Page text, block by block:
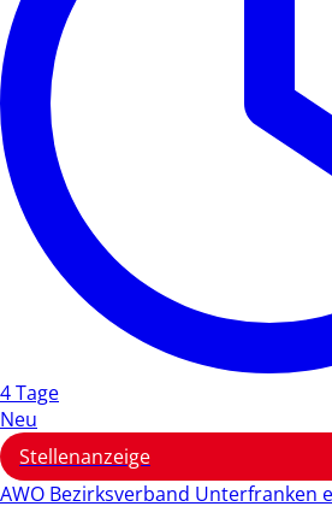
4 Tage
Neu
Stellenanzeige
AWO Bezirksverband Unterfranken